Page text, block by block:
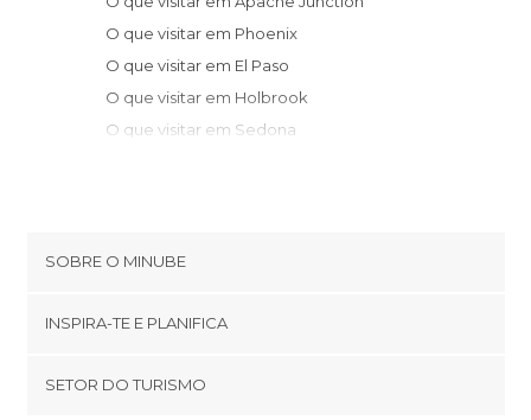
O que visitar em Phoenix
O que visitar em El Paso
O que visitar em Holbrook
O que visitar em Sedona
SOBRE O MINUBE
Términos e Condições
INSPIRA-TE E PLANIFICA
SETOR DO TURISMO